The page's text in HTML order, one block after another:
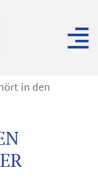
in den